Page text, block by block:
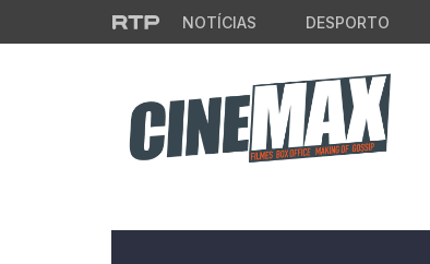
Saltar para o conteúdo principal
NOTÍCIAS DESPORTO